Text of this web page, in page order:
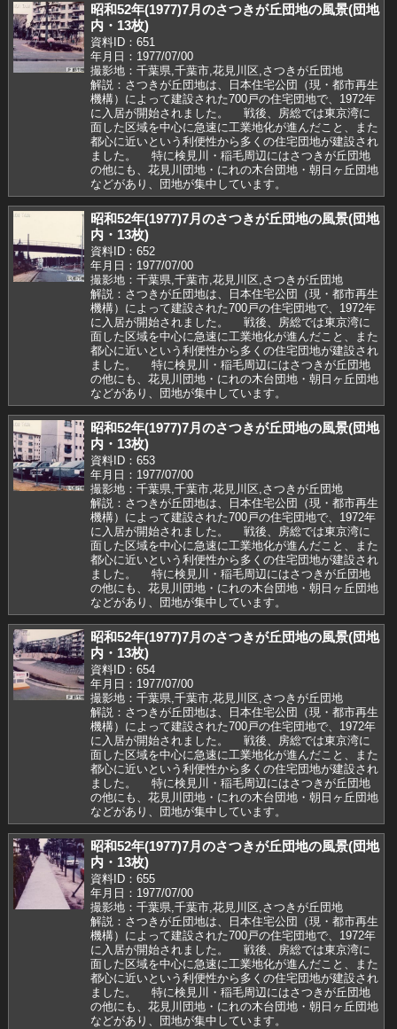
昭和52年(1977)7月のさつきが丘団地の風景(団地
内・13枚)
資料ID：651
年月日：1977/07/00
撮影地：千葉県,千葉市,花見川区,さつきが丘団地
解説：さつきが丘団地は、日本住宅公団（現・都市再生
機構）によって建設された700戸の住宅団地で、1972年
に入居が開始されました。 戦後、房総では東京湾に
面した区域を中心に急速に工業地化が進んだこと、また
都心に近いという利便性から多くの住宅団地が建設され
ました。 特に検見川・稲毛周辺にはさつきが丘団地
の他にも、花見川団地・にれの木台団地・朝日ヶ丘団地
などがあり、団地が集中しています。
昭和52年(1977)7月のさつきが丘団地の風景(団地
内・13枚)
資料ID：652
年月日：1977/07/00
撮影地：千葉県,千葉市,花見川区,さつきが丘団地
解説：さつきが丘団地は、日本住宅公団（現・都市再生
機構）によって建設された700戸の住宅団地で、1972年
に入居が開始されました。 戦後、房総では東京湾に
面した区域を中心に急速に工業地化が進んだこと、また
都心に近いという利便性から多くの住宅団地が建設され
ました。 特に検見川・稲毛周辺にはさつきが丘団地
の他にも、花見川団地・にれの木台団地・朝日ヶ丘団地
などがあり、団地が集中しています。
昭和52年(1977)7月のさつきが丘団地の風景(団地
内・13枚)
資料ID：653
年月日：1977/07/00
撮影地：千葉県,千葉市,花見川区,さつきが丘団地
解説：さつきが丘団地は、日本住宅公団（現・都市再生
機構）によって建設された700戸の住宅団地で、1972年
に入居が開始されました。 戦後、房総では東京湾に
面した区域を中心に急速に工業地化が進んだこと、また
都心に近いという利便性から多くの住宅団地が建設され
ました。 特に検見川・稲毛周辺にはさつきが丘団地
の他にも、花見川団地・にれの木台団地・朝日ヶ丘団地
などがあり、団地が集中しています。
昭和52年(1977)7月のさつきが丘団地の風景(団地
内・13枚)
資料ID：654
年月日：1977/07/00
撮影地：千葉県,千葉市,花見川区,さつきが丘団地
解説：さつきが丘団地は、日本住宅公団（現・都市再生
機構）によって建設された700戸の住宅団地で、1972年
に入居が開始されました。 戦後、房総では東京湾に
面した区域を中心に急速に工業地化が進んだこと、また
都心に近いという利便性から多くの住宅団地が建設され
ました。 特に検見川・稲毛周辺にはさつきが丘団地
の他にも、花見川団地・にれの木台団地・朝日ヶ丘団地
などがあり、団地が集中しています。
昭和52年(1977)7月のさつきが丘団地の風景(団地
内・13枚)
資料ID：655
年月日：1977/07/00
撮影地：千葉県,千葉市,花見川区,さつきが丘団地
解説：さつきが丘団地は、日本住宅公団（現・都市再生
機構）によって建設された700戸の住宅団地で、1972年
に入居が開始されました。 戦後、房総では東京湾に
面した区域を中心に急速に工業地化が進んだこと、また
都心に近いという利便性から多くの住宅団地が建設され
ました。 特に検見川・稲毛周辺にはさつきが丘団地
の他にも、花見川団地・にれの木台団地・朝日ヶ丘団地
などがあり、団地が集中しています。